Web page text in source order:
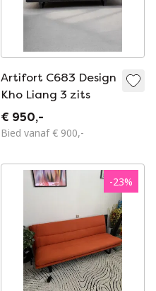
Artifort C683 Design
Kho Liang 3 zits
€ 950,-
Bied vanaf € 900,-
-23%